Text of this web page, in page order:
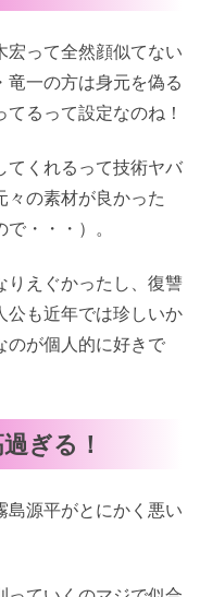
宏って全然顔似てない
竜一の方は身元を偽る
るって設定なのね！
てくれるって技術ヤバ
々の素材が良かった
・・・）。
りえぐかったし、復讐
公も近年では珍しいか
のが個人的に好きで
ぎる！
島源平がとにかく悪い